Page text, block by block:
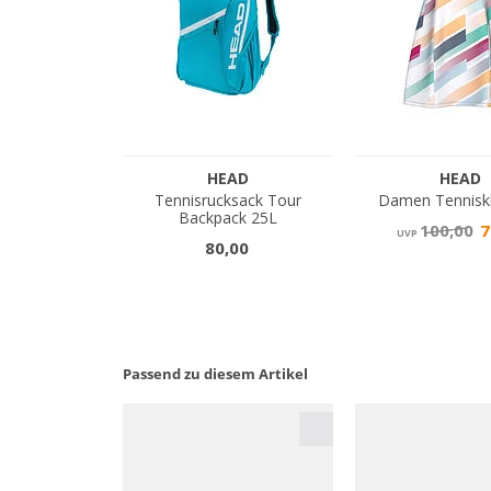
Passend zu diesem Artikel